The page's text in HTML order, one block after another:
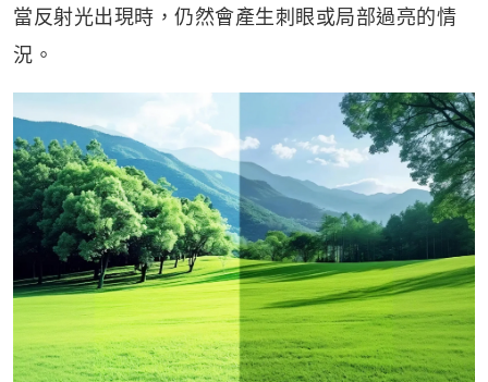
當反射光出現時，仍然會產生刺眼或局部過亮的情
況。